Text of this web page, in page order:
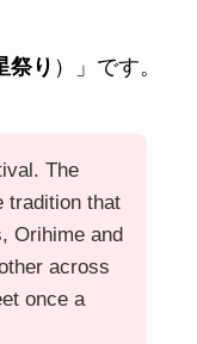
祭り ）」です。
The
tradition that
Orihime and
across
once a